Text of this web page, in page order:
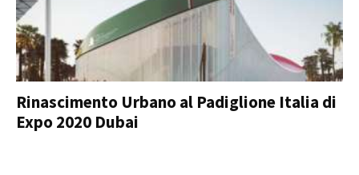
Rinascimento Urbano al Padiglione Italia di
Expo 2020 Dubai